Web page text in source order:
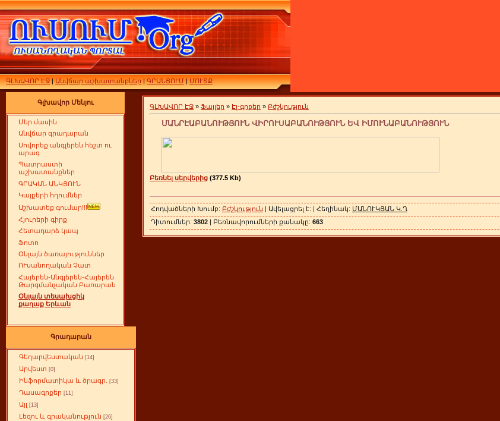
ԳԼԽԱՎՈՐ ԷՋ|Անվճար աշխատանքներ|ԳՐԱՆՑՈՒՄ|ՄՈՒՏՔ
Գլխավոր Մենյու
Մեր մասին
Անվճար գրադարան
Սովորեք անգլերեն հեշտ ու
արագ
Պատրաստի
աշխատանքներ
ԳՐԱԿԱՆ ԱՆԿՅՈՒՆ
Կայքերի հղումներ
Աշխատեք գումար!!!
Հյուրերի գիրք
Հետադարձ կապ
Ֆոտո
Օնլայն ծառայություններ
ՈՒսանողական Չատ
Հայերեն-Անգլերեն-Հայերեն
Թարգմանչական Բառարան
Օնլայն տեսախցիկ
քաղաք Երևան
Գրադարան
Գեղարվեստական [14]
Արվեստ [0]
Ինֆորմատիկա և ծրագր. [33]
Դասագրքեր [11]
Այլ [13]
Լեզու և գրականություն [26]
ԳԼԽԱՎՈՐ ԷՋ » Ֆայլեր » Էլ-գրքեր » Բժշկություն
ՄԱՆՐԷԱԲԱՆՈՒԹՅՈՒՆ ՎԻՐՈՒՍԱԲԱՆՈՒԹՅՈՒՆ ԵՎ ԻՄՈՒՆԱԲԱՆՈՒԹՅՈՒՆ
Բեռնել սերվերից (377.5 Kb)
Հոդվածների Խումբ: Բժշկություն | Ավելացրել է: | Հեղինակ: ՄԱՆՈՒԿՅԱՆ Կ.Ղ
Դիտումներ: 3802 | Բեռնավորումների քանակը: 663